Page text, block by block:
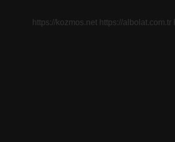
https://kozmos.net https://albolat.com.tr